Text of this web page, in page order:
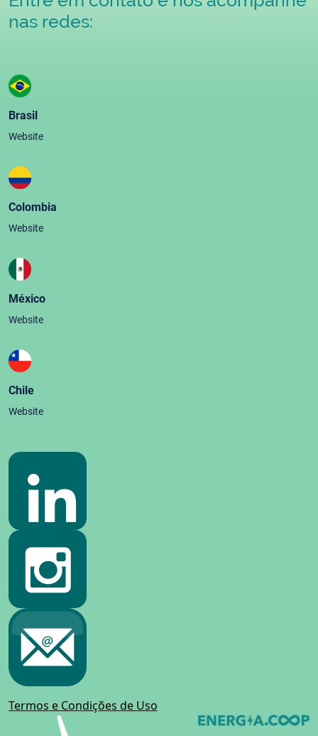
nas redes:
Brasil
Website
Colombia
Website
México
Website
Chile
Website
Termos e Condições de Uso